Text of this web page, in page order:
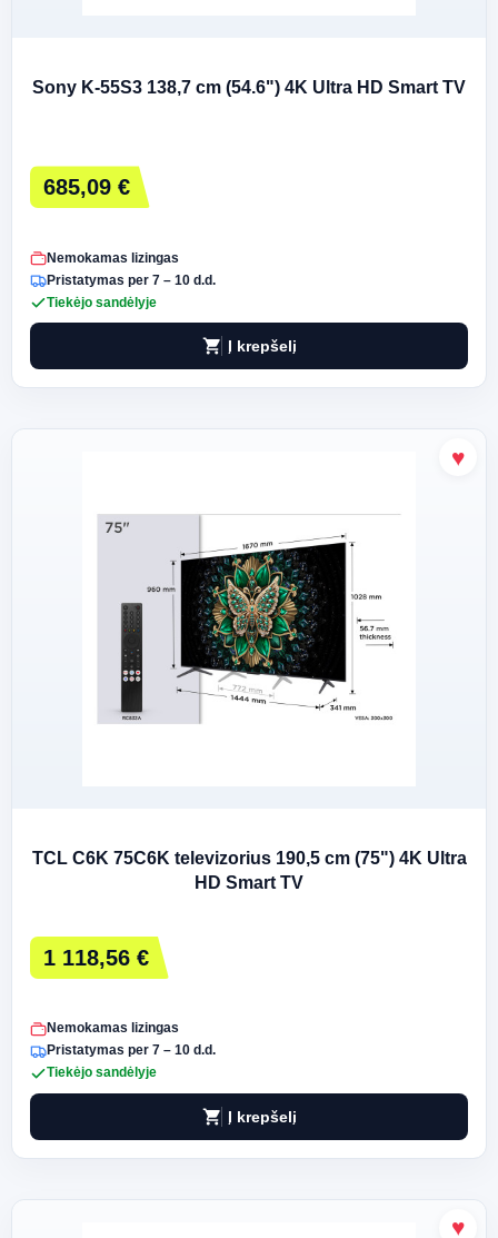
Sony K-55S3 138,7 cm (54.6") 4K Ultra HD Smart TV
685,09 €
Nemokamas lizingas
Pristatymas per 7 – 10 d.d.
Tiekėjo sandėlyje
shopping_cart Į krepšelį
TCL C6K 75C6K televizorius 190,5 cm (75") 4K Ultra
HD Smart TV
1 118,56 €
Nemokamas lizingas
Pristatymas per 7 – 10 d.d.
Tiekėjo sandėlyje
shopping_cart Į krepšelį